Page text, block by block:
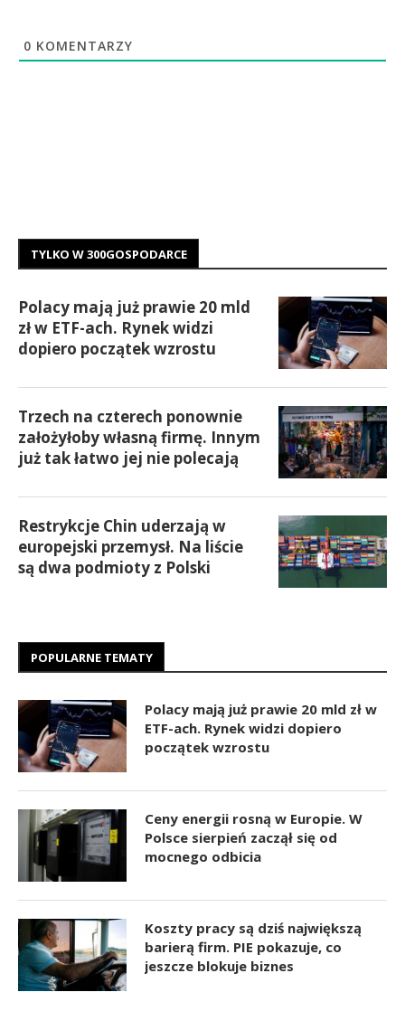
0 KOMENTARZY
TYLKO W 300GOSPODARCE
Polacy mają już prawie 20 mld
zł w ETF-ach. Rynek widzi
dopiero początek wzrostu
Trzech na czterech ponownie
założyłoby własną firmę. Innym
już tak łatwo jej nie polecają
Restrykcje Chin uderzają w
europejski przemysł. Na liście
są dwa podmioty z Polski
POPULARNE TEMATY
Polacy mają już prawie 20 mld zł w
ETF-ach. Rynek widzi dopiero
początek wzrostu
Ceny energii rosną w Europie. W
Polsce sierpień zaczął się od
mocnego odbicia
Koszty pracy są dziś największą
barierą firm. PIE pokazuje, co
jeszcze blokuje biznes